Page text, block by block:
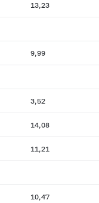
13,23
9,99
3,52
14,08
11,21
10,47